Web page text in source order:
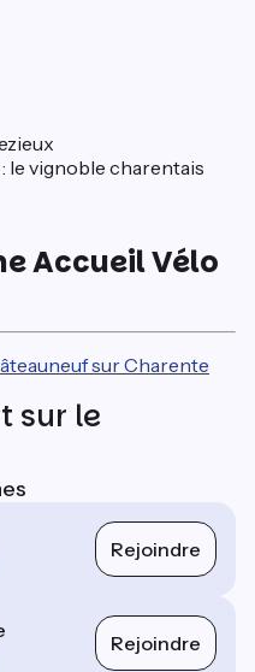
: le vignoble charentais
Accueil Vélo
sur Charente
sur le
Rejoindre
Rejoindre